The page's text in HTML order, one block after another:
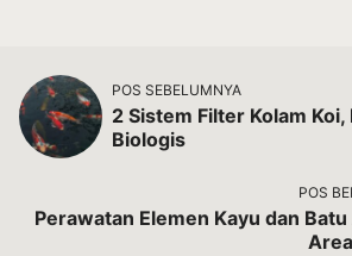
POS SEBELUMNYA
2 Sistem Filter Kolam
Biologis
POS
Perawatan Elemen Kayu dan